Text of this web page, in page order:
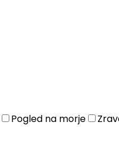
Pogled na morje